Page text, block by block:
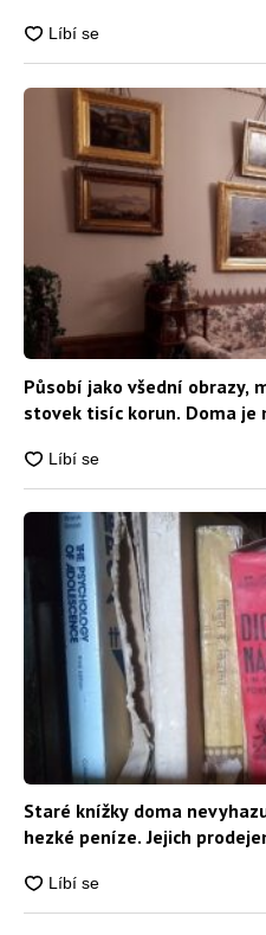
Působí jako všední obrazy,
stovek tisíc korun. Doma je
Staré knížky doma
hezké peníze. Jejich